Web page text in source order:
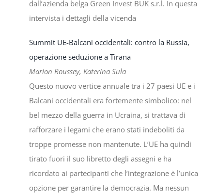
dall’azienda belga Green Invest BUK s.r.l. In questa
intervista i dettagli della vicenda
Summit UE-Balcani occidentali: contro la Russia,
operazione seduzione a Tirana
Marion Roussey, Katerina Sula
Questo nuovo vertice annuale tra i 27 paesi UE e i
Balcani occidentali era fortemente simbolico: nel
bel mezzo della guerra in Ucraina, si trattava di
rafforzare i legami che erano stati indeboliti da
troppe promesse non mantenute. L’UE ha quindi
tirato fuori il suo libretto degli assegni e ha
ricordato ai partecipanti che l’integrazione è l’unica
opzione per garantire la democrazia. Ma nessun